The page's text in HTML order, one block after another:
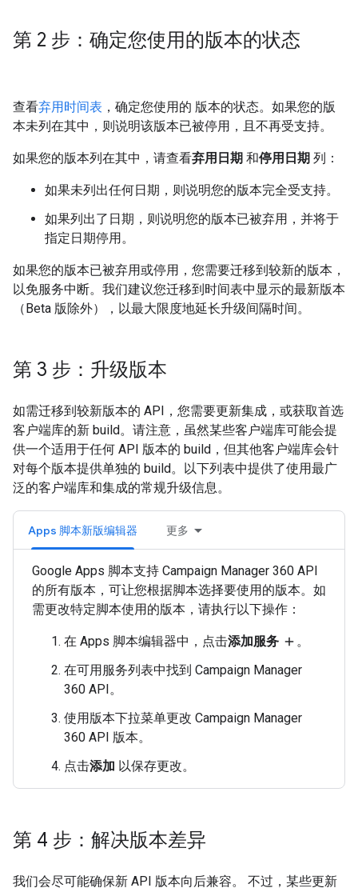
第 2 步：确定您使用的版本的状态
查看弃用时间表 ，确定您使用的 版本的状态。如果您的版
本未列在其中，则说明该版本已被停用，且不再受支持。
如果您的版本列在其中，请查看弃用日期 和停用日期 列：
如果未列出任何日期，则说明您的版本完全受支持。
如果列出了日期，则说明您的版本已被弃用，并将于
指定日期停用。
如果您的版本已被弃用或停用，您需要迁移到较新的版本，
以免服务中断。我们建议您迁移到时间表中显示的最新版本
（Beta 版除外），以最大限度地延长升级间隔时间。
第 3 步：升级版本
如需迁移到较新版本的 API，您需要更新集成，或获取首选
客户端库的新 build。请注意，虽然某些客户端库可能会提
供一个适用于任何 API 版本的 build，但其他客户端库会针
对每个版本提供单独的 build。以下列表中提供了使用最广
泛的客户端库和集成的常规升级信息。
Apps 脚本新版编辑器 更多
Google Apps 脚本支持 Campaign Manager 360 API
的所有版本，可让您根据脚本选择要使用的版本。如
需更改特定脚本使用的版本，请执行以下操作：
在 Apps 脚本编辑器中，点击添加服务 add 。
在可用服务列表中找到 Campaign Manager
360 API。
使用版本下拉菜单更改 Campaign Manager
360 API 版本。
点击添加 以保存更改。
第 4 步：解决版本差异
我们会尽可能确保新 API 版本向后兼容。 不过，某些更新